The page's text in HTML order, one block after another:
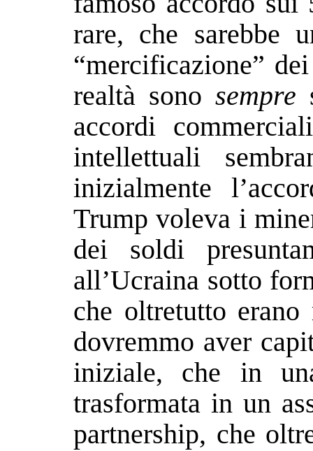
rare, che sarebbe
“mercificazione”
realtà sono sempre
accordi
intellettuali
inizialmente
Trump voleva i
dei soldi
all’Ucraina sotto
che oltretutto
dovremmo aver
iniziale, che in
trasformata in un
partnership, che